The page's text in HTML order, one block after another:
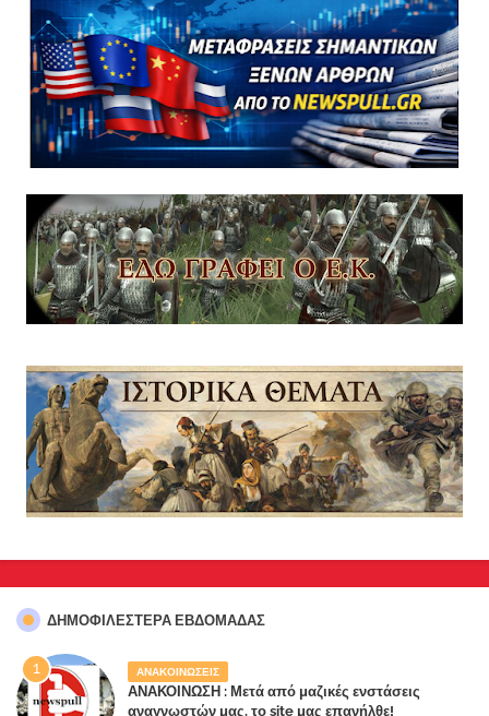
ΔΗΜΟΦΙΛΈΣΤΕΡΑ ΕΒΔΟΜΆΔΑΣ
ΑΝΑΚΟΙΝΩΣΕΙΣ
ΑΝΑΚΟΙΝΩΣΗ : Μετά από μαζικές ενστάσεις
αναγνωστών μας, το site μας επανήλθε!